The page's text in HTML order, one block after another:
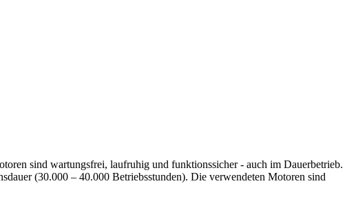
sind wartungsfrei, laufruhig und funktionssicher - auch im Dauerbetrieb.
(30.000 – 40.000 Betriebsstunden). Die verwendeten Motoren sind